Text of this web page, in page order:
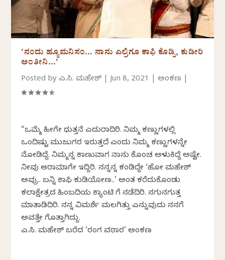
‘ನಂದು ಹ್ಯೂಮನಿಸಂ… ನಾನು ಎಲ್ರಿಗೂ ಕಾಫಿ ಕೊಡ್ಸಿ, ಕುಡೀರಿ
ಅಂತೀನಿ…’
Posted byಎನ್.ಸಿ. ಮಹೇಶ್ |Jun 8, 2021 |ಅಂಕಣ
“ಒಮ್ಮೆ ಹೀಗೇ ಧುತ್ತನೆ ಎದುರಾದಿರಿ. ನಿಮ್ಮ ಕಣ್ಣುಗಳಲ್ಲಿ
ಒಂದಿಷ್ಟು ಮುಜುಗರ ಇರುತ್ತದೆ ಎಂದು ನಿಮ್ಮ ಕಣ್ಣುಗಳನ್ನೇ
ನೋಡಿದ್ದೆ. ನಿಮ್ಮನ್ನ ಕಾಣುವಾಗ ನಾನು ಕೊಂಚ ಅಳುಕಿದ್ದೆ ಅಷ್ಟೇ.
ನೀವು ಆರಾಮಾಗೇ ಇದ್ದಿರಿ. ನನ್ನನ್ನ ಕಂಡಿದ್ದೇ ‘ಹೋ ಮಹೇಶ್
ಅವ್ರು.. ಬನ್ನಿ ಕಾಫಿ ಕುಡಿಯೋಣ..’ ಅಂತ ಕರೆದುಕೊಂಡು
ಕಲಾಕ್ಷೇತ್ರದ ಹಿಂಬದಿಯ ಕ್ಯಾಂಟಿನ್ ಗೆ ನಡೆದಿರಿ. ನಗುನಗುತ್ತ
ಮಾತಾಡಿದಿರಿ. ನನ್ನ ವಿಮರ್ಶೆ ಮಲಗಿತ್ತು ಎನ್ನುವುದು ನನಗೆ
ಅವತ್ತೇ ಗೊತ್ತಾಗಿದ್ದು.
ಎನ್.ಸಿ. ಮಹೇಶ್‌ ಬರೆದ ‘ರಂಗ ವಠಾರ’ ಅಂಕಣ